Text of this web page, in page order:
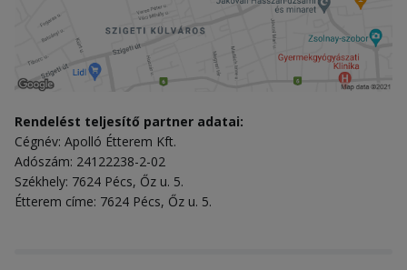
Rendelést teljesítő partner adatai:
Cégnév: Apolló Étterem Kft.
Adószám: 24122238-2-02
Székhely: 7624 Pécs, Őz u. 5.
Étterem címe: 7624 Pécs, Őz u. 5.